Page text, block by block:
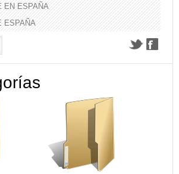
EN ESPAÑA
ESPAÑA